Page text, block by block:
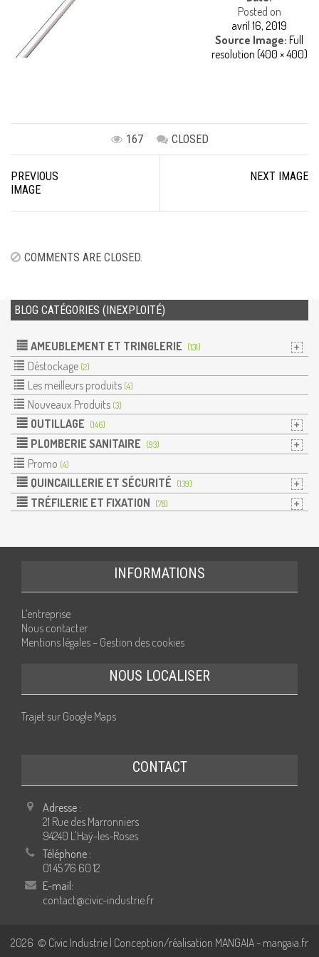
Posted on
avril 16, 2019
Source Image:Full
resolution (400 × 400)
167 CLOSED
navigation
PREVIOUS
IMAGE
NEXT IMAGE
COMMENTS ARE CLOSED.
BLOG CATÉGORIES (INEXPLOITÉ)
AMEUBLEMENT ET TRINGLERIE (131)
Déstockage (2)
Les meilleurs produits (4)
Nouveaux Produits (3)
OUTILLAGE (146)
PLOMBERIE SANITAIRE (93)
Promo (4)
QUINCAILLERIE ET SÉCURITÉ (139)
TRÉFILERIE ET FIXATION (78)
INFORMATIONS
L’entreprise
Nous contacter
Mentions légales – Gestion des cookies
NOUS LOCALISER
Trajet sur Google Maps
CONTACT
Adresse :
21 Rue des Marronniers
94240 L'Haÿ-les-Roses
Téléphone :
01 45 76 60 12
E-mail:
contact@civic-industrie.fr
2026 © Civic Industrie | Conception/réalisation MANGAIA - mangaia.fr